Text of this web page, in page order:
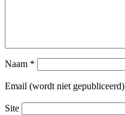
Naam *
Email (wordt niet gepubliceerd)
Site